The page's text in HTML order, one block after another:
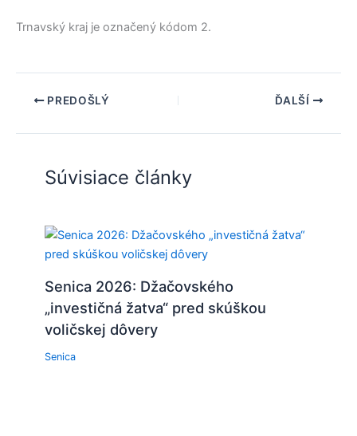
Trnavský kraj je označený kódom 2.
PREDOŠLÝ ĎALŠÍ
Súvisiace články
Senica 2026: Džačovského
„investičná žatva“ pred skúškou
voličskej dôvery
Senica